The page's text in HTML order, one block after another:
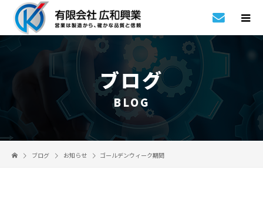
ブログ
BLOG
ブログ お知らせ ゴールデンウィーク期間